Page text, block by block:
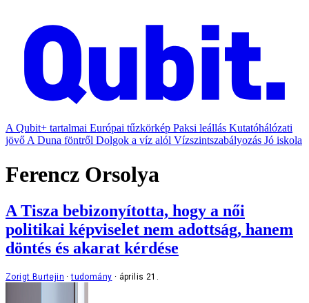
A Qubit+ tartalmai Európai tűzkörkép Paksi leállás Kutatóhálózati
jövő A Duna föntről Dolgok a víz alól Vízszintszabályozás Jó iskola
Ferencz Orsolya
A Tisza bebizonyította, hogy a női
politikai képviselet nem adottság, hanem
döntés és akarat kérdése
Zorigt Burtejin tudomány április 21.